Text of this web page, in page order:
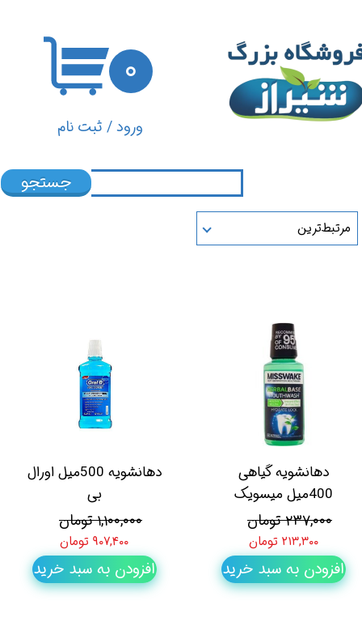
ورود/ ثبت نام
تغییر گذر واژه
سفارشات
۰
جستجو
مرتبط‌ترین
دهانشویه گیاهی
400میل میسویک
۲۳۷,۰۰۰ تومان
۲۱۳,۳۰۰ تومان
افزودن به سبد خرید
دهانشویه 500میل اورال
بی
۱,۱۰۰,۰۰۰ تومان
۹۰۷,۴۰۰ تومان
افزودن به سبد خرید